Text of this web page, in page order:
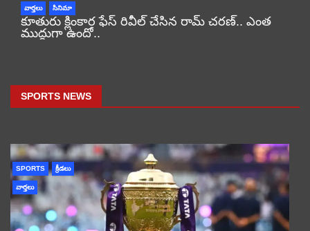
వార్తలు సినిమా
కూతురు క్లింకార ఫేస్ రివీల్ చేసిన రామ్ చరణ్.. ఎంత
ముద్దుగా ఉందో..
SPORTS NEWS
SPORTS క్రీడలు
వార్తలు